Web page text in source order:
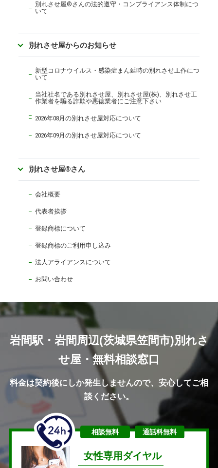
別れさせ屋®さんの法的遵守・コンプライアンス体制につ
いて
別れさせ屋からのお知らせ
新型コロナウイルス・感染症まん延時の別れさせ工作につ
いて
当社社名である別れさせ屋、別れさせ屋(株)、別れさせ工
作業者を騙る詐欺や悪徳業者にご注意下さい
2026年08月の別れさせ屋対応について
2026年09月の別れさせ屋対応について
別れさせ屋®さん
会社概要
代表者挨拶
登録商標について
登録商標のご利用申し込み
法人アライアンスについて
お問い合わせ
岩間駅・岩間周辺(茨城県笠間市)別れさ
せ屋・無料相談窓口
料金は契約後にしか発生しませんので、安心してご相
談ください。
相談無料 通話料無料
女性専用ダイヤル